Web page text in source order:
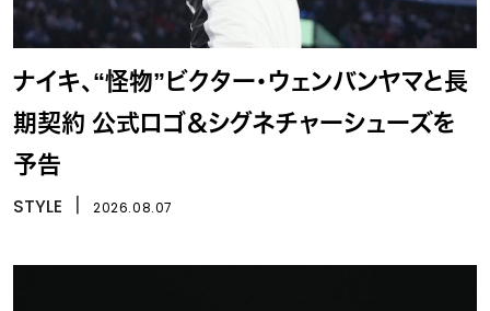
ナイキ、“怪物”ビクター・ウェンバンヤマと長
期契約 公式ロゴ＆シグネチャーシューズを
予告
STYLE 2026.08.07